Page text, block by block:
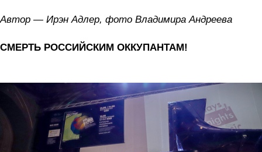
Автор — Ирэн Адлер, фото Владимира Андреева
СМЕРТЬ РОССИЙСКИМ ОККУПАНТАМ!